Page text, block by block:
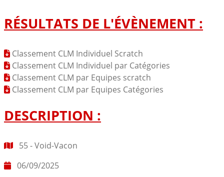
RÉSULTATS DE L'ÉVÈNEMENT :
Classement CLM Individuel Scratch
Classement CLM Individuel par Catégories
Classement CLM par Equipes scratch
Classement CLM par Equipes Catégories
DESCRIPTION :
55 - Void-Vacon
06/09/2025